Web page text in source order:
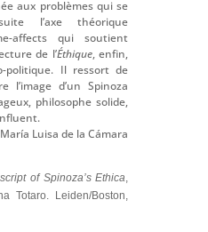
aux problèmes qui se
l’axe théorique
affects qui soutient
de l’Éthique, enfin,
politique. Il ressort de
l’image d’un Spinoza
philosophe solide,
María Luisa de la Cámara
of Spinoza’s Ethica,
Totaro. Leiden/Boston,